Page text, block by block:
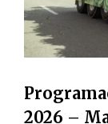
2026 –